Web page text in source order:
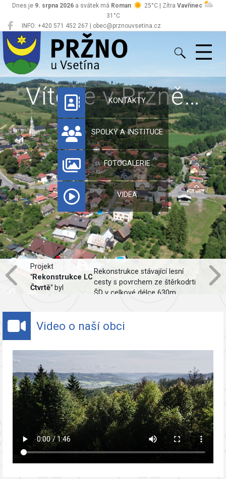
INFO: +420 571 452 267 | obec@prznouvsetina.cz
Dnes je 9. srpna 2026 a svátek má Roman 25°C | Zítra Vavřinec
31°C
Pržno
Vítejte v Pržně…
KONTAKTY
SPOLKY A INSTITUCE
FOTOGALERIE
VIDEA
Projekt
"Rekonstrukce LC
Čtvrtě" byl
Rekonstrukce stávající lesní
cesty s povrchem ze štěrkodrti
ŠD v celkové délce 630m,
Video o naší obci